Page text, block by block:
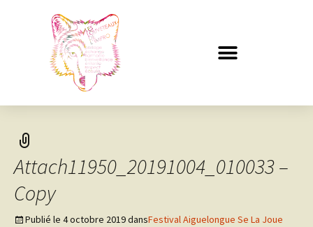
Attach11950_20191004_010033 –
Copy
Publié le 4 octobre 2019dansFestival Aiguelongue Se La Joue